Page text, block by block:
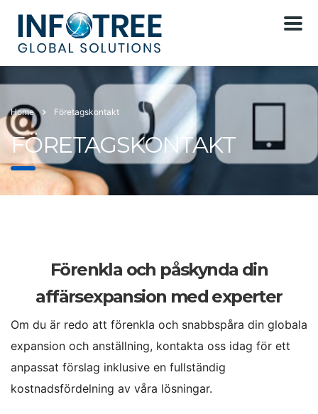
Home Företagskontakt
FÖRETAGSKONTAKT
Förenkla och påskynda din
affärsexpansion med experter
Om du är redo att förenkla och snabbspåra din globala
expansion och anställning, kontakta oss idag för ett
anpassat förslag inklusive en fullständig
kostnadsfördelning av våra lösningar.